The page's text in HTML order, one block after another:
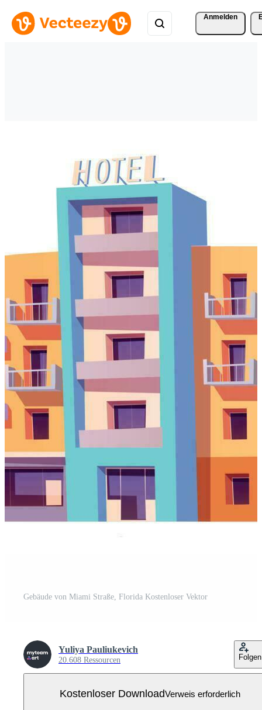
Anmelden
Gebäude von Miami Straße, Florida Kostenloser Vektor
Yuliya Pauliukevich
20.608 Ressourcen Folgen
Kostenloser DownloadVerweis erforderlich